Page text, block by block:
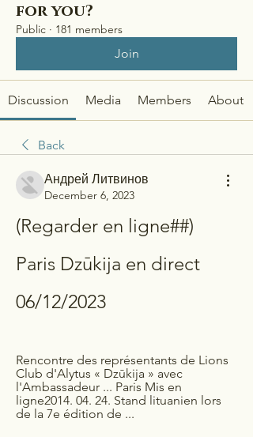
for you?
Public · 181 members
Join
Discussion Media Members About
Back
Андрей Литвинов
December 6, 2023
(Regarder en ligne##)
Paris Dzūkija en direct
06/12/2023
Rencontre des représentants de Lions
Club d'Alytus « Dzūkija » avec
l'Ambassadeur ... Paris Mis en
ligne2014. 04. 24. Stand lituanien lors
de la 7e édition de ...